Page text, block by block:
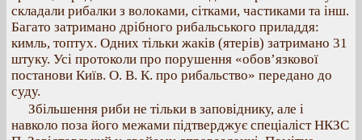
складали рибалки з волоками, сітками, частиками та інш.
Багато затримано дрібного рибальського приладдя:
кимль, топтух. Одних тільки жаків (ятерів) затримано 31
штуку. Усі протоколи про порушення «обов’язкової
постанови Київ. О. В. К. про рибальство» передано до
суду.
Збільшення риби не тільки в заповіднику, але і
навколо поза його межами підтверджує спеціаліст НКЗС